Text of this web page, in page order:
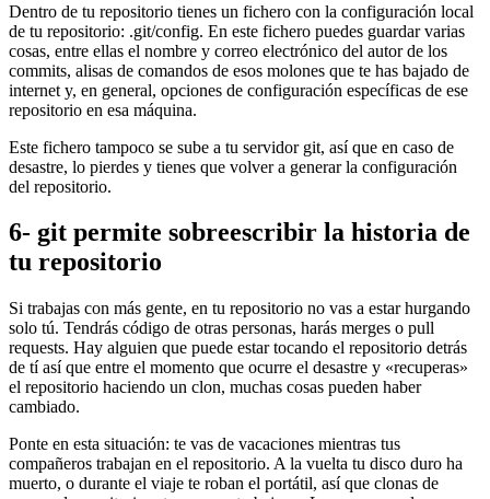
Dentro de tu repositorio tienes un fichero con la configuración local
de tu repositorio: .git/config. En este fichero puedes guardar varias
cosas, entre ellas el nombre y correo electrónico del autor de los
commits, alisas de comandos de esos molones que te has bajado de
internet y, en general, opciones de configuración específicas de ese
repositorio en esa máquina.
Este fichero tampoco se sube a tu servidor git, así que en caso de
desastre, lo pierdes y tienes que volver a generar la configuración
del repositorio.
6- git permite sobreescribir la historia de
tu repositorio
Si trabajas con más gente, en tu repositorio no vas a estar hurgando
solo tú. Tendrás código de otras personas, harás merges o pull
requests. Hay alguien que puede estar tocando el repositorio detrás
de tí así que entre el momento que ocurre el desastre y «recuperas»
el repositorio haciendo un clon, muchas cosas pueden haber
cambiado.
Ponte en esta situación: te vas de vacaciones mientras tus
compañeros trabajan en el repositorio. A la vuelta tu disco duro ha
muerto, o durante el viaje te roban el portátil, así que clonas de